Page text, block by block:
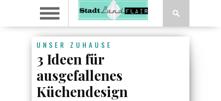
UNSER ZUHAUSE
3 Ideen für
ausgefallenes
Küchendesign